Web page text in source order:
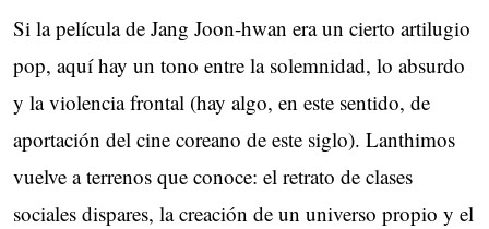
Si la película de Jang Joon-hwan era un cierto artilugio
pop, aquí hay un tono entre la solemnidad, lo absurdo
y la violencia frontal (hay algo, en este sentido, de
aportación del cine coreano de este siglo). Lanthimos
vuelve a terrenos que conoce: el retrato de clases
sociales dispares, la creación de un universo propio y el